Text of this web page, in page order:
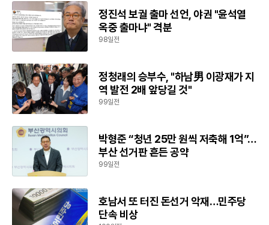
정진석 보궐 출마 선언, 야권 "윤석열
옥중 출마냐" 격분
98일전
정청래의 승부수, "하남男 이광재가 지
역 발전 2배 앞당길 것"
99일전
박형준 “청년 25만 원씩 저축해 1억”…
부산 선거판 흔든 공약
99일전
호남서 또 터진 돈선거 악재…민주당
단속 비상